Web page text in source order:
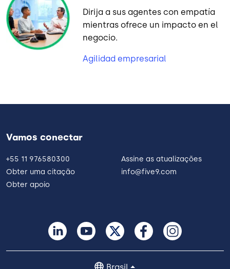
Dirija a sus agentes con empatía
mientras ofrece un impacto en el
negocio.
Agilidad empresarial
Vamos conectar
+55 11 976580300
Obter uma citação
Obter apoio
Assine as atualizações
info@five9.com